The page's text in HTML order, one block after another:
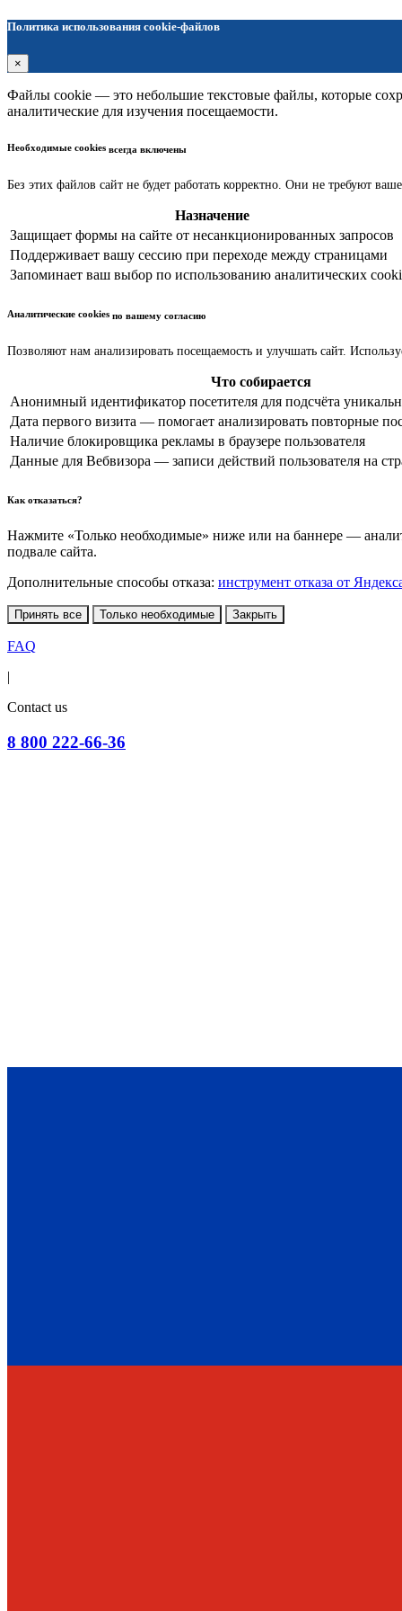
Политика использования cookie-файлов
×
Файлы cookie — это небольшие текстовые файлы, которые
аналитические для изучения посещаемости.
Необходимые cookies всегда включены
Без этих файлов сайт не будет работать корректно. Они не требуют
Назначение
Защищает формы на сайте от несанкционированных запросов
Поддерживает вашу сессию при переходе между страницами
Запоминает ваш выбор по использованию аналитических
Аналитические cookies по вашему согласию
Позволяют нам анализировать посещаемость и улучшать сайт.
Что собирается
Анонимный идентификатор посетителя для подсчёта
Дата первого визита — помогает анализировать повторные
Наличие блокировщика рекламы в браузере пользователя
Данные для Вебвизора — записи действий пользователя на
Как отказаться?
Нажмите «Только необходимые» ниже или на баннере —
подвале сайта.
Дополнительные способы отказа: инструмент отказа от
Принять все Только необходимые Закрыть
FAQ
|
Contact us
8 800 222-66-36